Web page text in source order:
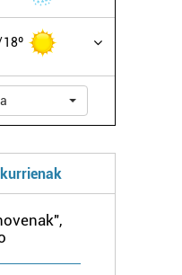
eskatzen, eta beren
dira. Ikusi gure
zein helburutarako
aurka nola egin
moduari
edo ken dezakezu
18º